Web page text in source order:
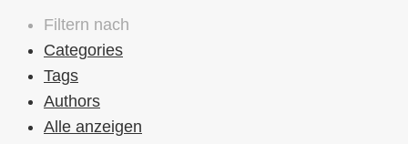
Filtern nach
Categories
Tags
Authors
Alle anzeigen